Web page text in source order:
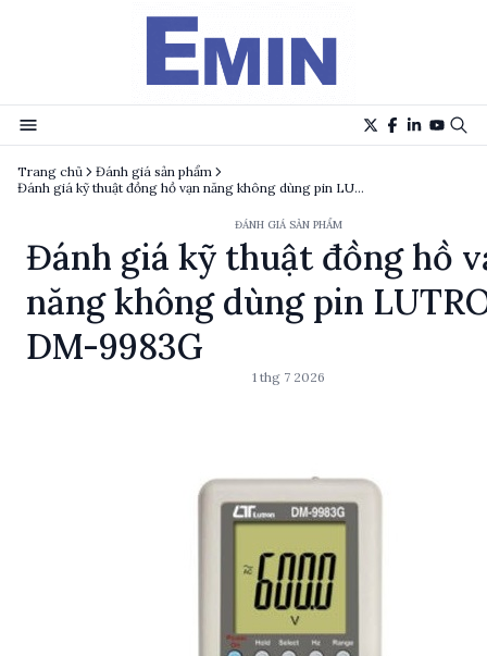
Trang chủ
Đánh giá sản phẩm
Đánh giá kỹ thuật đồng hồ vạn năng không dùng pin LUTRON DM-9983G
ĐÁNH GIÁ SẢN PHẨM
Đánh giá kỹ thuật đồng hồ
năng không dùng pin
DM-9983G
1 thg 7 2026